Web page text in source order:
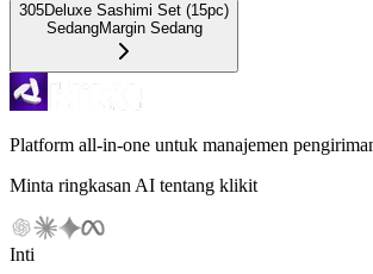
305Deluxe Sashimi Set (15pc)
SedangMargin Sedang
Platform all-in-one untuk manajemen
Minta ringkasan AI tentang klikit
Inti